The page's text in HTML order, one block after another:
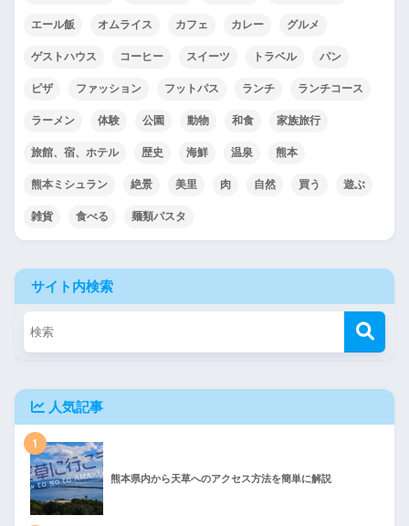
エール飯 オムライス カフェ カレー グルメ
ゲストハウス コーヒー スイーツ トラベル パン
ピザ ファッション フットパス ランチ ランチコース
ラーメン 体験 公園 動物 和食 家族旅行
旅館、宿、ホテル 歴史 海鮮 温泉 熊本
熊本ミシュラン 絶景 美里 肉 自然 買う 遊ぶ
雑貨 食べる 麺類パスタ
サイト内検索
人気記事
1
熊本県内から天草へのアクセス方法を簡単に解説